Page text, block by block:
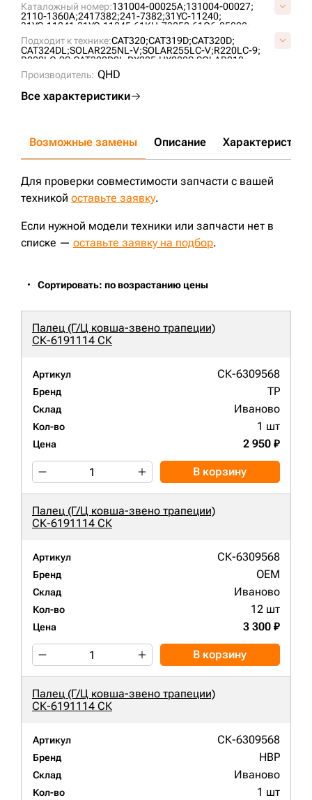
Каталожный номер:131004-00025A;131004-00027;
2110-1360A;2417382;241-7382;31YC-11240;
31YC-11241;31YC-11245;61KH-73050;61Q6-05000;
61Q6-97050;
62E1-13400;K1000735;K1000737;
K1037853A;
Подходит к технике:CAT320;CAT319D;CAT320D;
CAT324DL;SOLAR225NL-V;SOLAR255LC-V;R220LC-9;
R220LC-9S;CAT320D2L;DX225;HX220S;SOLAR210;
DX255;
Производитель: QHD
Все характеристики
Возможные замены Описание Характеристики
Для проверки совместимости запчасти с вашей
техникой оставьте заявку.
Если нужной модели техники или запчасти нет в
списке — оставьте заявку на подбор.
Сортировать: по возрастанию цены
Палец (Г/Ц ковша-звено трапеции)
СК-6191114 СК
Артикул СК-6309568
Бренд TP
Склад Иваново
Кол-во 1 шт
Цена 2 950 ₽
В корзину
Палец (Г/Ц ковша-звено трапеции)
СК-6191114 СК
Артикул СК-6309568
Бренд OEM
Склад Иваново
Кол-во 12 шт
Цена 3 300 ₽
В корзину
Палец (Г/Ц ковша-звено трапеции)
СК-6191114 СК
Артикул СК-6309568
Бренд HBP
Склад Иваново
Кол-во 1 шт